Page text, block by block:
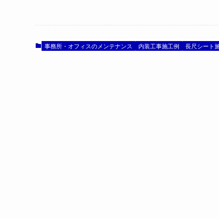
事務所・オフィスのメンテナンス 内装工事施工例 長尺シート